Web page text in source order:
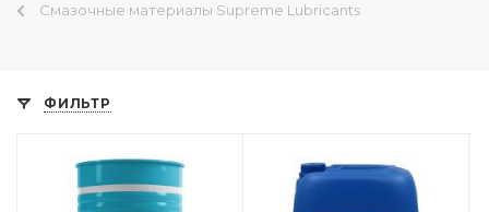
Смазочные материалы Supreme Lubricants
ФИЛЬТР